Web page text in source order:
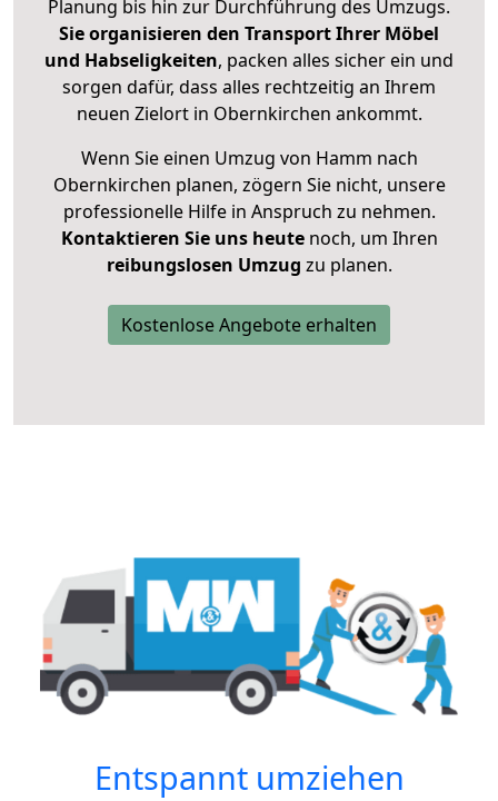
Planung bis hin zur Durchführung des Umzugs.
Sie organisieren den Transport Ihrer Möbel
und Habseligkeiten, packen alles sicher ein und
sorgen dafür, dass alles rechtzeitig an Ihrem
neuen Zielort in Obernkirchen ankommt.
Wenn Sie einen Umzug von Hamm nach
Obernkirchen planen, zögern Sie nicht, unsere
professionelle Hilfe in Anspruch zu nehmen.
Kontaktieren Sie uns heutenoch, um Ihren
reibungslosen Umzug zu planen.
Kostenlose Angebote erhalten
Entspannt umziehen